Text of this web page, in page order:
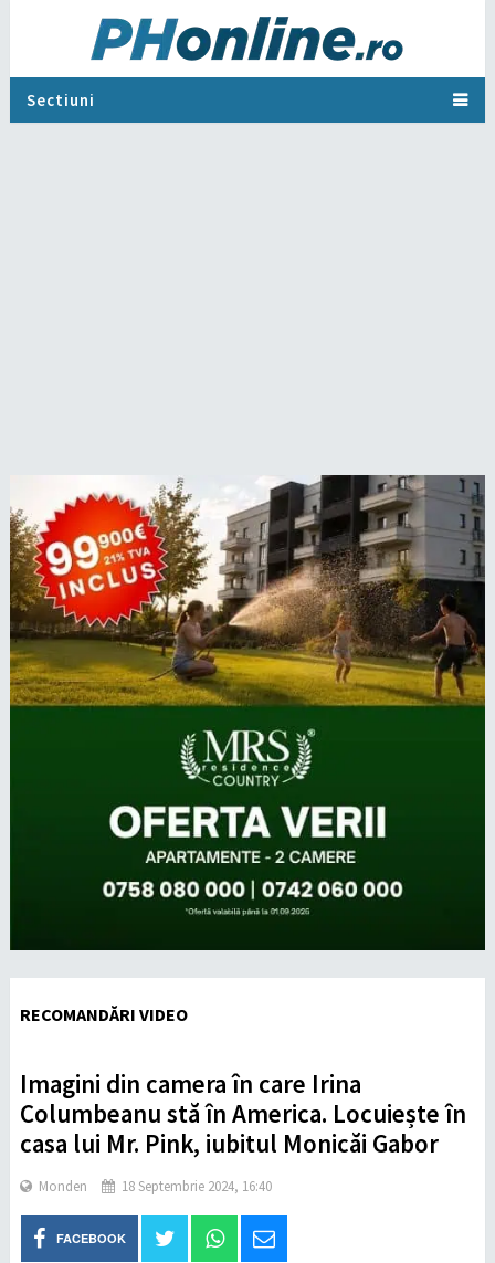
Sectiuni
RECOMANDĂRI VIDEO
Imagini din camera în care Irina
Columbeanu stă în America. Locuiește în
casa lui Mr. Pink, iubitul Monicăi Gabor
Monden 18 Septembrie 2024, 16:40
FACEBOOK